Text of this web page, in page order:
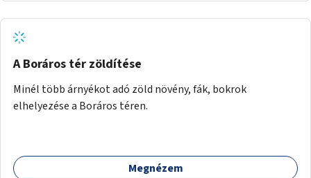
A Boráros tér zöldítése
Minél több árnyékot adó zöld növény, fák, bokrok
elhelyezése a Boráros téren.
Megnézem